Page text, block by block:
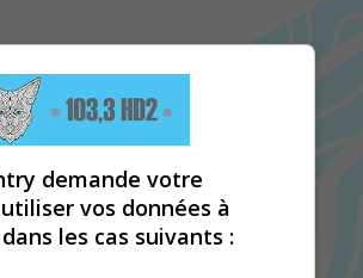
demande votre
vos données à
les cas suivants :